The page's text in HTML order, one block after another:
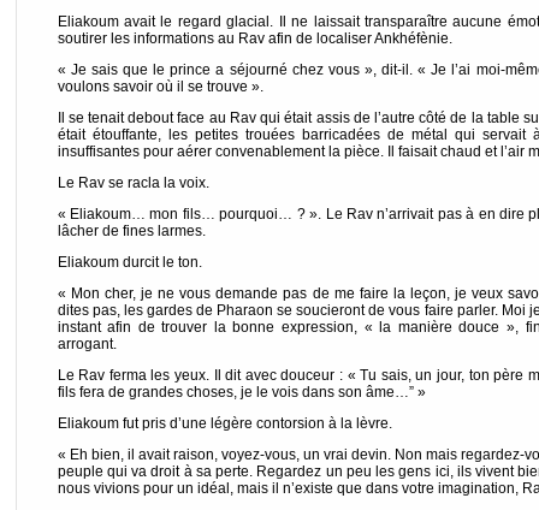
Eliakoum avait le regard glacial. Il ne laissait transparaître aucune
soutirer les informations au Rav afin de localiser Ankhéfènie.
« Je sais que le prince a séjourné chez vous », dit-il. « Je l’ai moi-
voulons savoir où il se trouve ».
Il se tenait debout face au Rav qui était assis de l’autre côté de la table
était étouffante, les petites trouées barricadées de métal qui
insuffisantes pour aérer convenablement la pièce. Il faisait chaud et l’air
Le Rav se racla la voix.
« Eliakoum… mon fils… pourquoi… ? ». Le Rav n’arrivait pas à en dire
lâcher de fines larmes.
Eliakoum durcit le ton.
« Mon cher, je ne vous demande pas de me faire la leçon, je veux
dites pas, les gardes de Pharaon se soucieront de vous faire parler. Moi
instant afin de trouver la bonne expression, « la manière douce »,
arrogant.
Le Rav ferma les yeux. Il dit avec douceur : « Tu sais, un jour, ton père
fils fera de grandes choses, je le vois dans son âme…” »
Eliakoum fut pris d’une légère contorsion à la lèvre.
« Eh bien, il avait raison, voyez-vous, un vrai devin. Non mais regardez-
peuple qui va droit à sa perte. Regardez un peu les gens ici, ils vivent
nous vivions pour un idéal, mais il n’existe que dans votre imagination,